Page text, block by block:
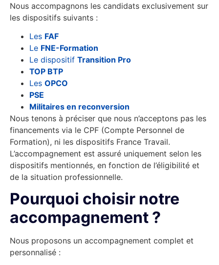
Nous accompagnons les candidats exclusivement sur
les dispositifs suivants :
Les FAF
Le FNE-Formation
Le dispositif Transition Pro
TOP BTP
Les OPCO
PSE
Militaires en reconversion
Nous tenons à préciser que nous n’acceptons pas les
financements via le CPF (Compte Personnel de
Formation), ni les dispositifs France Travail.
L’accompagnement est assuré uniquement selon les
dispositifs mentionnés, en fonction de l’éligibilité et
de la situation professionnelle.
Pourquoi choisir notre
accompagnement ?
Nous proposons un accompagnement complet et
personnalisé :